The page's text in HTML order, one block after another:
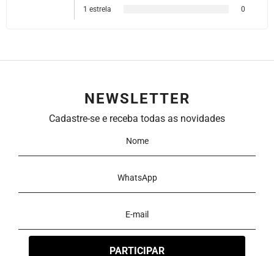
1 estrela
0
NEWSLETTER
Cadastre-se e receba todas as novidades